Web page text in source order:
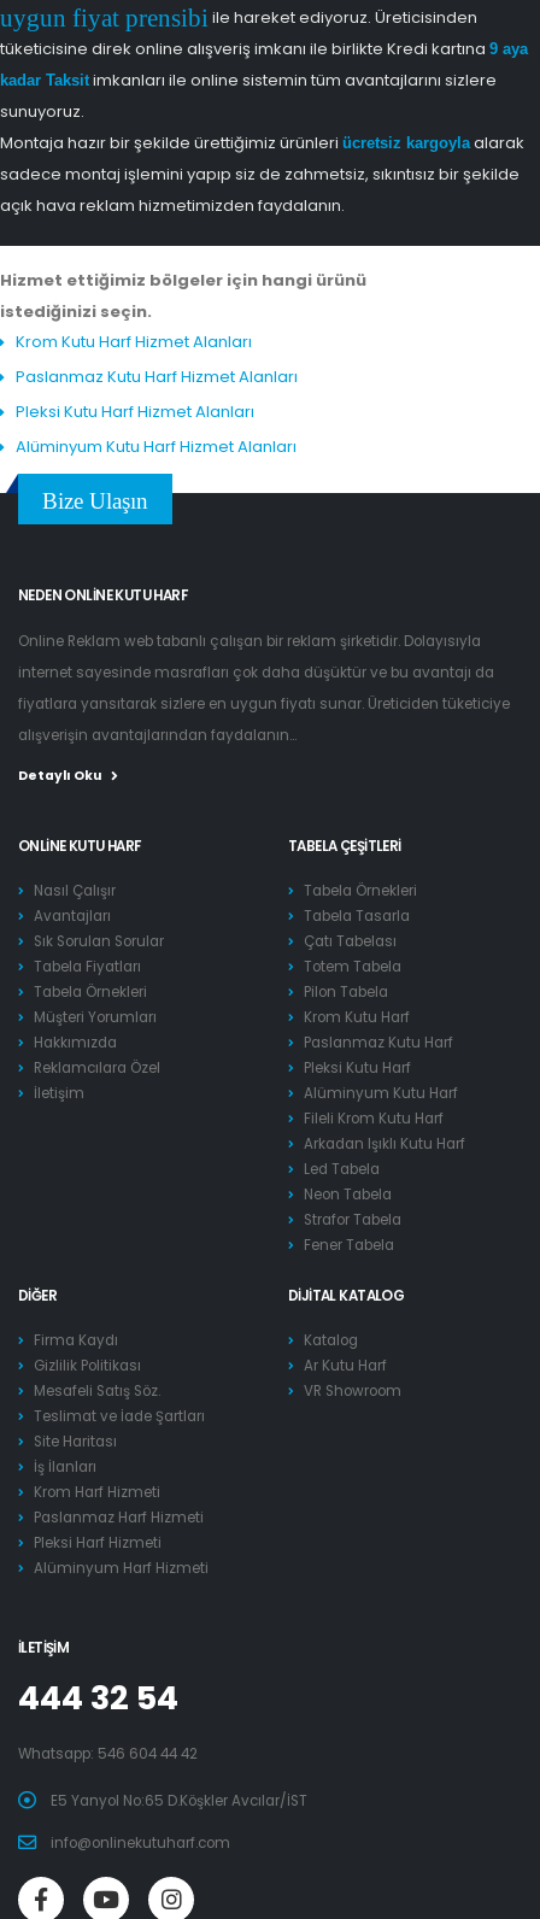
uygun fiyat prensibi ile hareket ediyoruz. Üreticisinden
tüketicisine direk online alışveriş imkanı ile birlikte Kredi kartına 9 aya
kadar Taksitimkanları ile online sistemin tüm avantajlarını sizlere
sunuyoruz.
Montaja hazır bir şekilde ürettiğimiz ürünleri ücretsiz kargoylaalarak
sadece montaj işlemini yapıp siz de zahmetsiz, sıkıntısız bir şekilde
açık hava reklam hizmetimizden faydalanın.
Hizmet ettiğimiz bölgeler için hangi ürünü
istediğinizi seçin.
Krom Kutu Harf Hizmet Alanları
Paslanmaz Kutu Harf Hizmet Alanları
Pleksi Kutu Harf Hizmet Alanları
Alüminyum Kutu Harf Hizmet Alanları
Bize Ulaşın
NEDEN ONLINE KUTU HARF
Online Reklam web tabanlı çalışan bir reklam şirketidir. Dolayısıyla
internet sayesinde masrafları çok daha düşüktür ve bu avantajı da
fiyatlara yansıtarak sizlere en uygun fiyatı sunar. Üreticiden tüketiciye
alışverişin avantajlarından faydalanın...
Detaylı Oku
ONLINE KUTU HARF
Nasıl Çalışır
Avantajları
Sık Sorulan Sorular
Tabela Fiyatları
Tabela Örnekleri
Müşteri Yorumları
Hakkımızda
Reklamcılara Özel
İletişim
TABELA ÇEŞITLERI
Tabela Örnekleri
Tabela Tasarla
Çatı Tabelası
Totem Tabela
Pilon Tabela
Krom Kutu Harf
Paslanmaz Kutu Harf
Pleksi Kutu Harf
Alüminyum Kutu Harf
Fileli Krom Kutu Harf
Arkadan Işıklı Kutu Harf
Led Tabela
Neon Tabela
Strafor Tabela
Fener Tabela
DIĞER
Firma Kaydı
Gizlilik Politikası
Mesafeli Satış Söz.
Teslimat ve İade Şartları
Site Haritası
İş İlanları
Krom Harf Hizmeti
Paslanmaz Harf Hizmeti
Pleksi Harf Hizmeti
Alüminyum Harf Hizmeti
DIJITAL KATALOG
Katalog
Ar Kutu Harf
VR Showroom
İLETIŞIM
444 32 54
Whatsapp: 546 604 44 42
E5 Yanyol No:65 D.Köşkler Avcılar/İST
info@onlinekutuharf.com